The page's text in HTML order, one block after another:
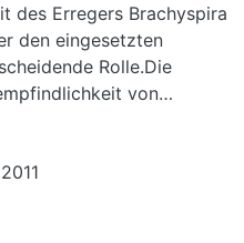
des Erregers Brachyspira
den eingesetzten
Rolle.Die
von
isoliert und anschließend
Kotproben von